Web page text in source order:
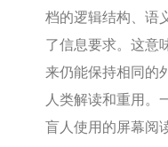
档的逻辑结构、语
了信息要求。这意
来仍能保持相同的
人类解读和重用。
盲人使用的屏幕阅